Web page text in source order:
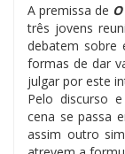
A premissa de
três jovens
debatem sobre
formas de dar
julgar por este
Pelo discurso
cena se passa
assim outro